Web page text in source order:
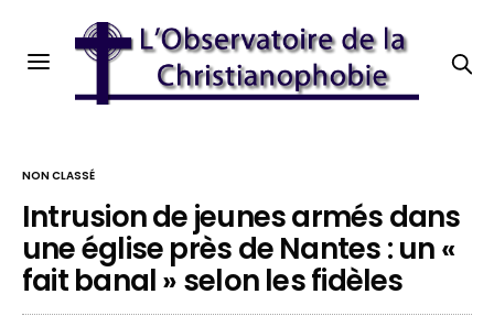
NON CLASSÉ
Intrusion de jeunes armés dans
une église près de Nantes : un «
fait banal » selon les fidèles